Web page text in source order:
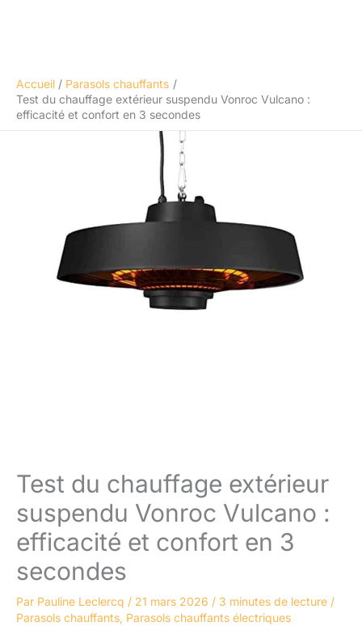
Accueil
Parasols chauffants
Test du chauffage extérieur suspendu Vonroc Vulcano :
efficacité et confort en 3 secondes
Test du chauffage extérieur
suspendu Vonroc Vulcano :
efficacité et confort en 3
secondes
Par Pauline Leclercq / 21 mars 2026 / 3 minutes de lecture /
Parasols chauffants, Parasols chauffants électriques